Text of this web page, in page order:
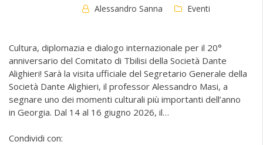
Alessandro Sanna Eventi
Cultura, diplomazia e dialogo internazionale per il 20°
anniversario del Comitato di Tbilisi della Società Dante
Alighieri! Sarà la visita ufficiale del Segretario Generale della
Società Dante Alighieri, il professor Alessandro Masi, a
segnare uno dei momenti culturali più importanti dell’anno
in Georgia. Dal 14 al 16 giugno 2026, il…
Condividi con: